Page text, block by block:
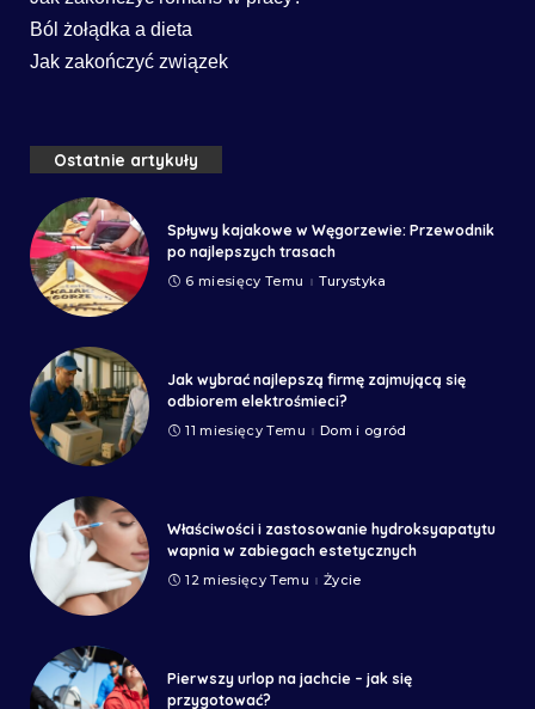
Ból żołądka a dieta
Jak zakończyć związek
Ostatnie artykuły
Spływy kajakowe w Węgorzewie: Przewodnik
po najlepszych trasach
6 miesięcy Temu Turystyka
Jak wybrać najlepszą firmę zajmującą się
odbiorem elektrośmieci?
11 miesięcy Temu Dom i ogród
Właściwości i zastosowanie hydroksyapatytu
wapnia w zabiegach estetycznych
12 miesięcy Temu Życie
Pierwszy urlop na jachcie – jak się
przygotować?